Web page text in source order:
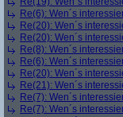
Re(6): Wen´s
Re(20): Wen´s
Re(20): Wen´s
Re(8): Wen´s
Re(6): Wen´s
Re(20): Wen´s
Re(21): Wen´s
Re(7): Wen´s
Re(7): Wen´s